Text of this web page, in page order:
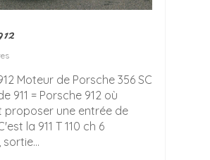
Moteur de Porsche 356 SC
911 = Porsche 912 où
proposer une entrée de
la 911 T 110 ch 6